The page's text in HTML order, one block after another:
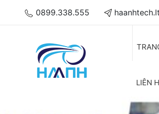
0899.338.555
LIÊN